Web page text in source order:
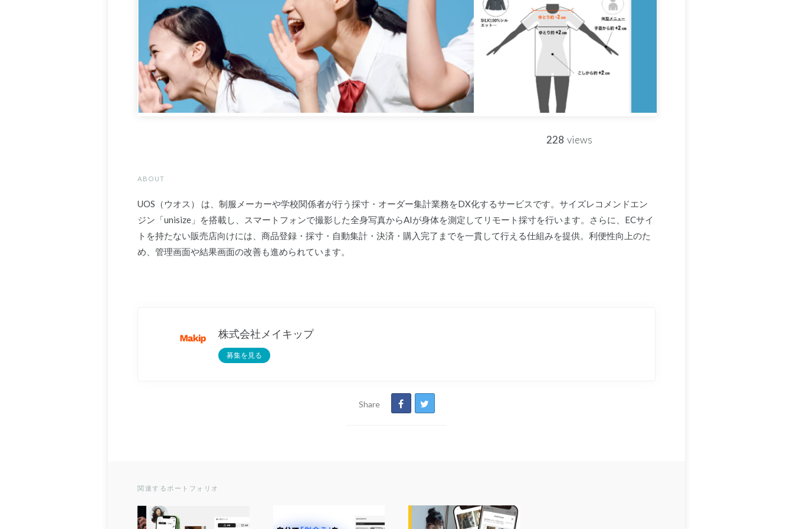
228 views
ABOUT
UOS（ウオス） は、制服メーカーや学校関係者が行う採寸・オーダー集計業務をDX化するサービスです。サイズレコメンドエン
ジン「unisize」を搭載し、スマートフォンで撮影した全身写真からAIが身体を測定してリモート採寸を行います。さらに、ECサイ
トを持たない販売店向けには、商品登録・採寸・自動集計・決済・購入完了までを一貫して行える仕組みを提供。利便性向上のた
め、管理画面や結果画面の改善も進められています。
株式会社メイキップ
募集を見る
Share
関連するポートフォリオ